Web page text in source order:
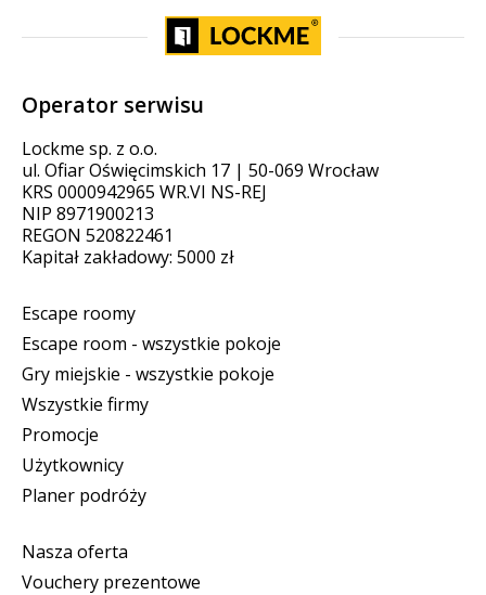
Operator serwisu
Lockme sp. z o.o.
ul. Ofiar Oświęcimskich 17 | 50-069 Wrocław
KRS 0000942965 WR.VI NS-REJ
NIP 8971900213
REGON 520822461
Kapitał zakładowy: 5000 zł
Escape roomy
Escape room - wszystkie pokoje
Gry miejskie - wszystkie pokoje
Wszystkie firmy
Promocje
Użytkownicy
Planer podróży
Nasza oferta
Vouchery prezentowe